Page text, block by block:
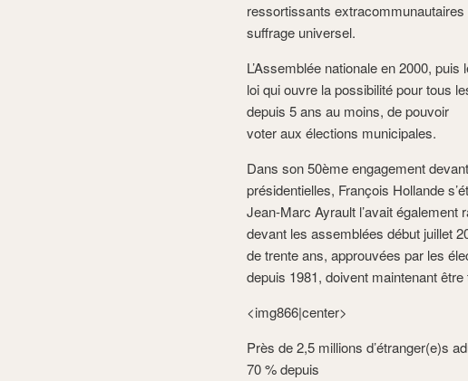
ressortissants
suffrage universel.
L’Assemblée nationale en 2000,
loi qui ouvre la possibilité pour tous
depuis 5 ans au moins, de pouvoir
voter aux élections municipales.
Dans son 50ème engagement
présidentielles, François Hollande
Jean-Marc Ayrault l’avait également
devant les assemblées début juillet
de trente ans, approuvées par les
depuis 1981, doivent maintenant être
<img866|center>
Près de 2,5 millions d’étranger(e)s
70 % depuis